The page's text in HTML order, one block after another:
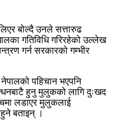
बोल्दै उनले सत्तारुढ
गतिविधि गरिरहेको उल्लेख
गर्न सरकारको गम्भीर
पहिचान भएपनि
हुनु मुलुकको लागि दुःखद
लडाएर मुलुकलाई
बताइन् ।